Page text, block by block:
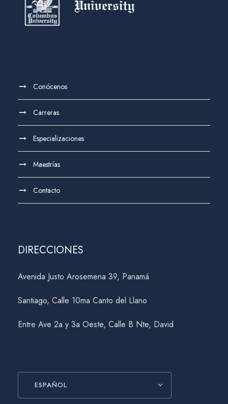
Conócenos
Carreras
Especializaciones
Maestrías
Contacto
DIRECCIONES
Avenida Justo Arosemena 39, Panamá
Santiago, Calle 10ma Canto del Llano
Entre Ave 2a y 3a Oeste, Calle B Nte, David
ESPAÑOL